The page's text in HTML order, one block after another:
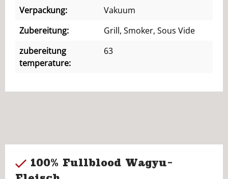
Verpackung:
Vakuum
Zubereitung:
Grill, Smoker, Sous Vide
zubereitung
temperature:
63
100% Fullblood Wagyu-